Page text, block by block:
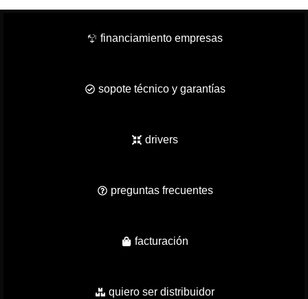
financiamiento empresas
sopote técnico y garantías
drivers
preguntas frecuentes
facturación
quiero ser distribuidor